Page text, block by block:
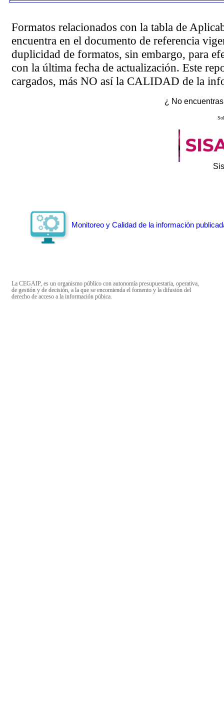
Formatos relacionados con la tabla de
encuentra en el documento de referencia
duplicidad de formatos, sin embargo, para
con la última fecha de actualización. Este
cargados, más NO así la CALIDAD de la
¿ No
Monitoreo y Calidad de la información
La CEGAIP, es un organismo público con autonomía presupuestaria, operativa,
de gestión y de decisión, a la que se encomienda el fomento y la difusión del
derecho de acceso a la información púbica.